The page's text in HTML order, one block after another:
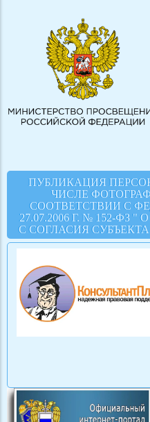
ПУБЛИКАЦИЯ
ЧИСЛЕ
СООТВЕТСТВИИ С
27.07.2006 Г. № 152-
С СОГЛАСИЯ